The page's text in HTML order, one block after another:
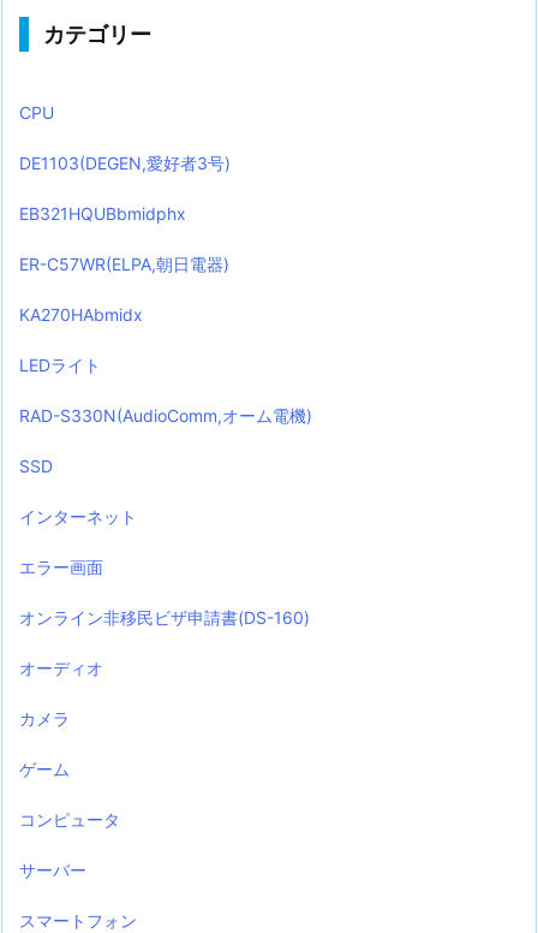
カテゴリー
CPU
DE1103(DEGEN,愛好者3号)
EB321HQUBbmidphx
ER-C57WR(ELPA,朝日電器)
KA270HAbmidx
LEDライト
RAD-S330N(AudioComm,オーム電機)
SSD
インターネット
エラー画面
オンライン非移民ビザ申請書(DS-160)
オーディオ
カメラ
ゲーム
コンピュータ
サーバー
スマートフォン